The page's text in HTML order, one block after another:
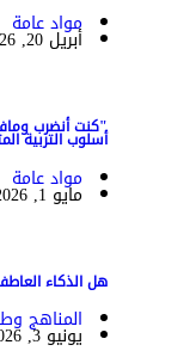
مواد عامة
أبريل 20, 2026
"كنت أنضرب
أسلوب التربية
مواد عامة
مايو 1, 2026
هل الذكاء
المناهج
يونيو 3, 2026